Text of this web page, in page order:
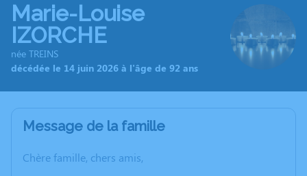
Marie-Louise
IZORCHE
née TREINS
décédée le 14 juin 2026 à l'âge de 92 ans
Message de la famille
Chère famille, chers amis,